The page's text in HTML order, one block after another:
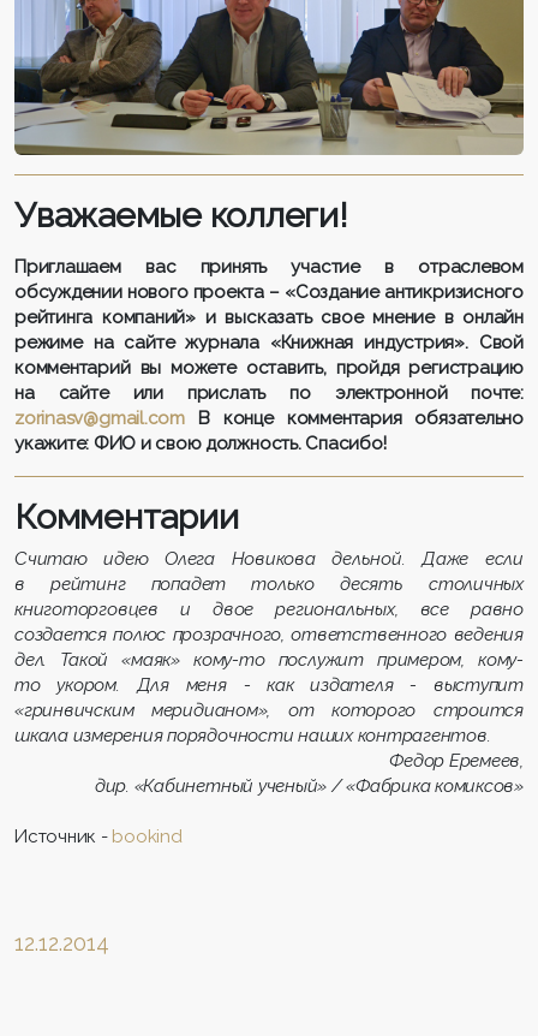
Уважаемые коллеги!
Приглашаем вас принять участие в отраслевом
обсуждении нового проекта – «Создание антикризисного
рейтинга компаний» и высказать свое мнение в онлайн
режиме на сайте журнала «Книжная индустрия». Свой
комментарий вы можете оставить, пройдя регистрацию
на сайте или прислать по электронной почте:
zorinasv@gmail.comВ конце комментария обязательно
укажите: ФИО и свою должность. Спасибо!
Комментарии
Считаю идею Олега Новикова дельной. Даже если
в рейтинг попадет только десять столичных
книготорговцев и двое региональных, все равно
создается полюс прозрачного, ответственного ведения
дел. Такой «маяк» кому-то послужит примером, кому-
то укором. Для меня - как издателя - выступит
«гринвичским меридианом», от которого строится
шкала измерения порядочности наших контрагентов.
Федор Еремеев,
дир. «Кабинетный ученый» / «Фабрика комиксов»
Источник - bookind
12.12.2014